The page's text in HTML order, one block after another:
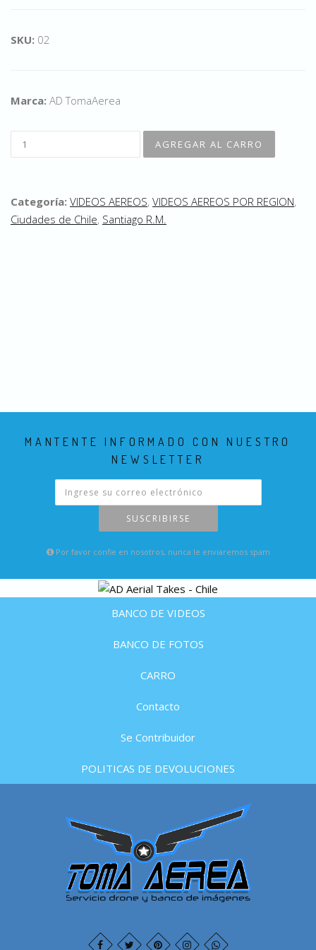
SKU: 02
Marca: AD TomaAerea
Categoría: VIDEOS AEREOS, VIDEOS AEREOS POR REGION,
Ciudades de Chile, Santiago R.M.
MANTENTE INFORMADO CON NUESTRO
NEWSLETTER
SUSCRIBIRSE
Por favor confie en nosotros, nunca le enviaremos spam
BANCO DE VIDEOS
BANCO DE FOTOS
CARRO
Contacto
Se Contribuidor
POLITICAS DE DEVOLUCIONES